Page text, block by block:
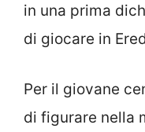
in una prima
di giocare in
Per il giovane
di figurare nella